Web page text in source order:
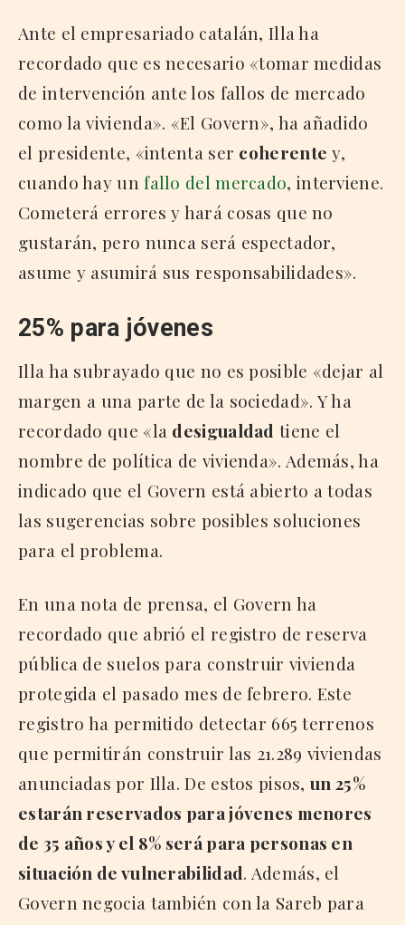
Ante el empresariado catalán, Illa ha
recordado que es necesario «tomar medidas
de intervención ante los fallos de mercado
como la vivienda». «El Govern», ha añadido
el presidente, «intenta ser coherente y,
cuando hay unfallo del mercado, interviene.
Cometerá errores y hará cosas que no
gustarán, pero nunca será espectador,
asume y asumirá sus responsabilidades».
25% para jóvenes
Illa ha subrayado que no es posible «dejar al
margen a una parte de la sociedad». Y ha
recordado que «la desigualdad tiene el
nombre de política de vivienda». Además, ha
indicado que el Govern está abierto a todas
las sugerencias sobre posibles soluciones
para el problema.
En una nota de prensa, el Govern ha
recordado que abrió el registro de reserva
pública de suelos para construir vivienda
protegida el pasado mes de febrero. Este
registro ha permitido detectar 665 terrenos
que permitirán construir las 21.289 viviendas
anunciadas por Illa. De estos pisos,un 25%
estarán reservados para jóvenes menores
de 35 años y el 8% será para personas en
situación de vulnerabilidad. Además, el
Govern negocia también con la Sareb para